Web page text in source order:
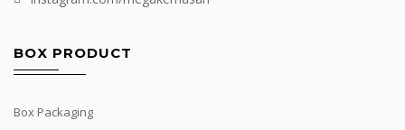
BOX PRODUCT
Box Packaging